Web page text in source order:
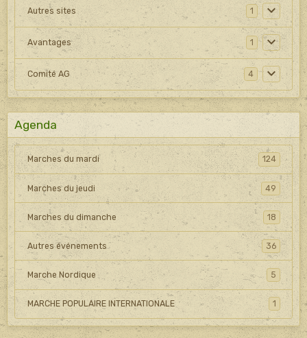
Autres sites 1
Avantages 1
Comité AG 4
Agenda
Marches du mardi 124
Marches du jeudi 49
Marches du dimanche 18
Autres événements 36
Marche Nordique 5
MARCHE POPULAIRE INTERNATIONALE 1